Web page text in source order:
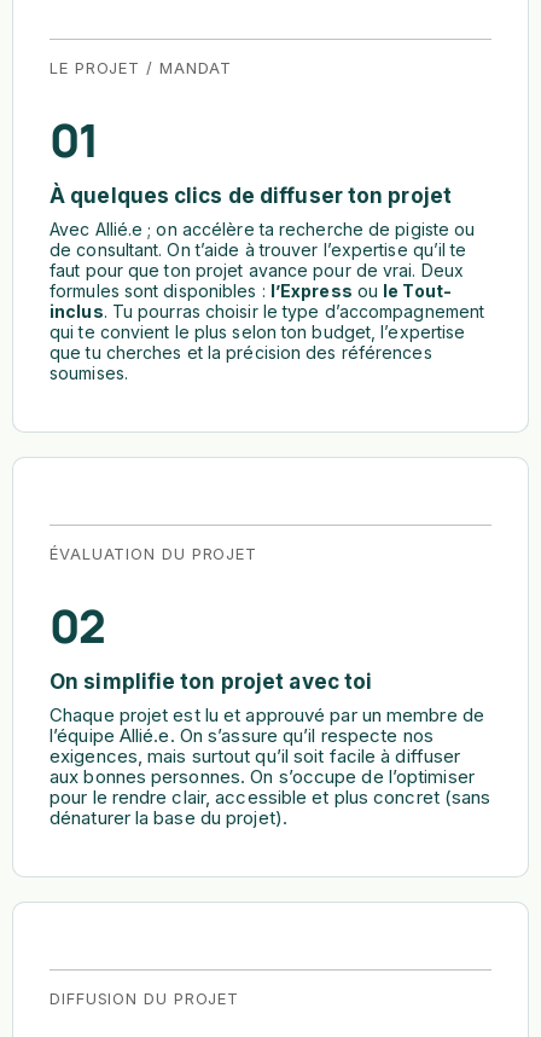
LE PROJET / MANDAT
01
À quelques clics de diffuser ton projet
Avec Allié.e ; on accélère ta recherche de pigiste ou
de consultant. On t’aide à trouver l’expertise qu’il te
faut pour que ton projet avance pour de vrai. Deux
formules sont disponibles : l’Express ou le Tout-
inclus. Tu pourras choisir le type d’accompagnement
qui te convient le plus selon ton budget, l’expertise
que tu cherches et la précision des références
soumises.
ÉVALUATION DU PROJET
02
On simplifie ton projet avec toi
Chaque projet est lu et approuvé par un membre de
l’équipe Allié.e. On s’assure qu’il respecte nos
exigences, mais surtout qu’il soit facile à diffuser
aux bonnes personnes. On s’occupe de l’optimiser
pour le rendre clair, accessible et plus concret (sans
dénaturer la base du projet).
DIFFUSION DU PROJET